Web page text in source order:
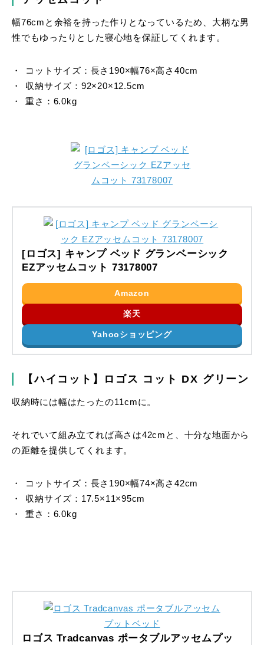
幅76cmと余裕を持った作りとなっているため、大柄な男
性でもゆったりとした寝心地を保証してくれます。
コットサイズ：長さ190×幅76×高さ40cm
収納サイズ：92×20×12.5cm
重さ：6.0kg
[ロゴス] キャンプ ベッド グランベーシック
EZアッセムコット 73178007
Amazon
楽天
Yahooショッピング
【ハイコット】ロゴス コット DX グリーン
収納時には幅はたったの11cmに。
それでいて組み立てれば高さは42cmと、十分な地面から
の距離を提供してくれます。
コットサイズ：長さ190×幅74×高さ42cm
収納サイズ：17.5×11×95cm
重さ：6.0kg
ロゴス Tradcanvas ポータブルアッセムプッ